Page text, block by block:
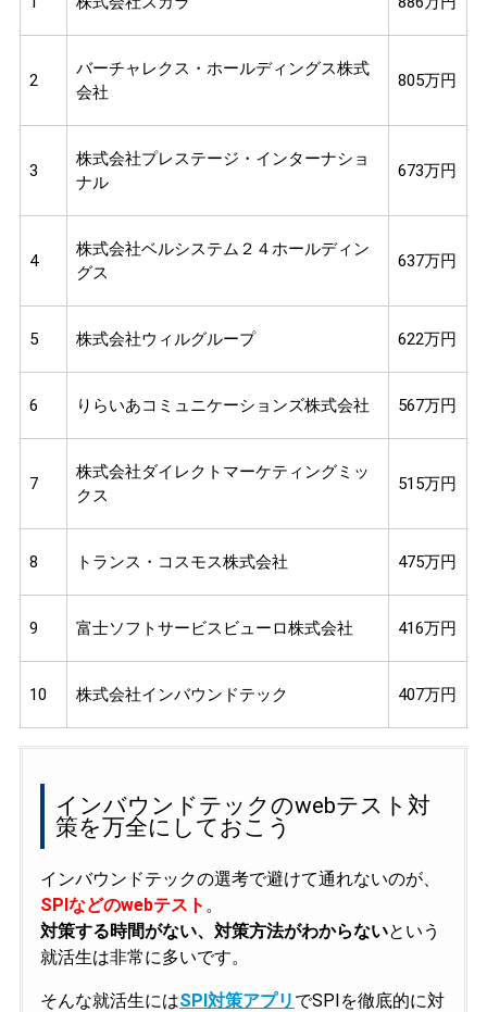
2
バーチャレクス・ホールディングス株式
会社
805万円
3
株式会社プレステージ・インターナショ
ナル
673万円
4
株式会社ベルシステム２４ホールディン
グス
637万円
5 株式会社ウィルグループ 622万円
6 りらいあコミュニケーションズ株式会社 567万円
7
株式会社ダイレクトマーケティングミッ
クス
515万円
8 トランス・コスモス株式会社 475万円
9 富士ソフトサービスビューロ株式会社 416万円
10 株式会社インバウンドテック 407万円
インバウンドテックのwebテスト対
策を万全にしておこう
インバウンドテックの選考で避けて通れないのが、
SPIなどのwebテスト 。
対策する時間がない、対策方法がわからないという
就活生は非常に多いです。
そんな就活生にはSPI対策アプリ でSPIを徹底的に対